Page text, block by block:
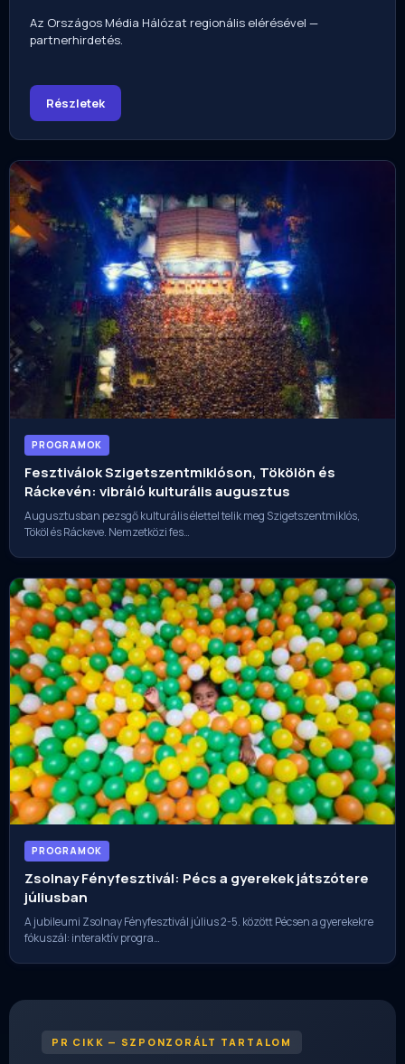
Az Országos Média Hálózat regionális elérésével —
partnerhirdetés.
Részletek
PROGRAMOK
Fesztiválok Szigetszentmiklóson, Tökölön és
Ráckevén: vibráló kulturális augusztus
Augusztusban pezsgő kulturális élettel telik meg Szigetszentmiklós,
Tököl és Ráckeve. Nemzetközi fes…
PROGRAMOK
Zsolnay Fényfesztivál: Pécs a gyerekek játszótere
júliusban
A jubileumi Zsolnay Fényfesztivál július 2-5. között Pécsen a gyerekekre
fókuszál: interaktív progra…
PR CIKK — SZPONZORÁLT TARTALOM